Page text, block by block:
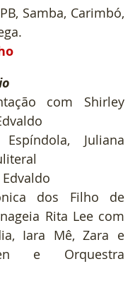
Samba, Carimbó,
com Shirley
Juliana
Edvaldo
dos Filho de
Rita Lee com
Iara Mê, Zara e